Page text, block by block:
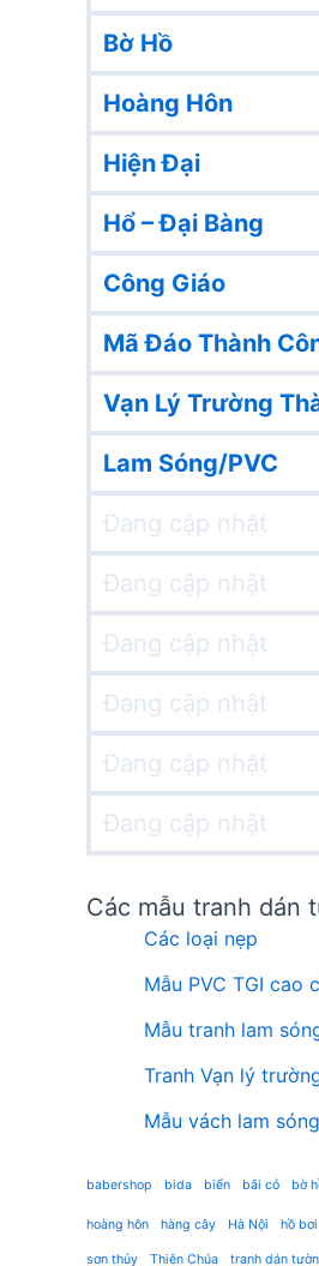
Bờ Hồ
Hoàng Hôn
Hiện Đại
Hổ – Đại Bàng
Công Giáo
Mã Đáo Thành
Vạn Lý Trường
Lam Sóng/PVC
Đang cập nhật
Đang cập nhật
Đang cập nhật
Đang cập nhật
Đang cập nhật
Đang cập nhật
Các mẫu tranh dán
Các loại nẹp
Mẫu PVC TGI cao
Mẫu tranh lam
Tranh Vạn lý
Mẫu vách lam
babershop bida biển bãi cỏ bờ
hoàng hôn hàng cây Hà Nội hồ bơi
sơn thủy Thiên Chúa tranh dán